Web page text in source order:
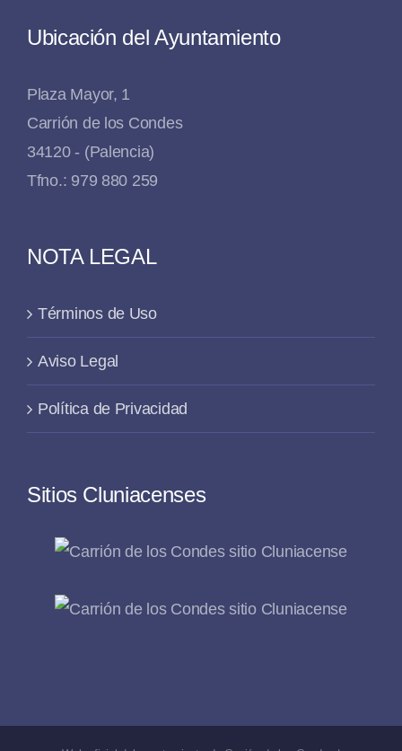
Ubicación del Ayuntamiento
Plaza Mayor, 1
Carrión de los Condes
34120 - (Palencia)
Tfno.: 979 880 259
NOTA LEGAL
Términos de Uso
Aviso Legal
Política de Privacidad
Sitios Cluniacenses